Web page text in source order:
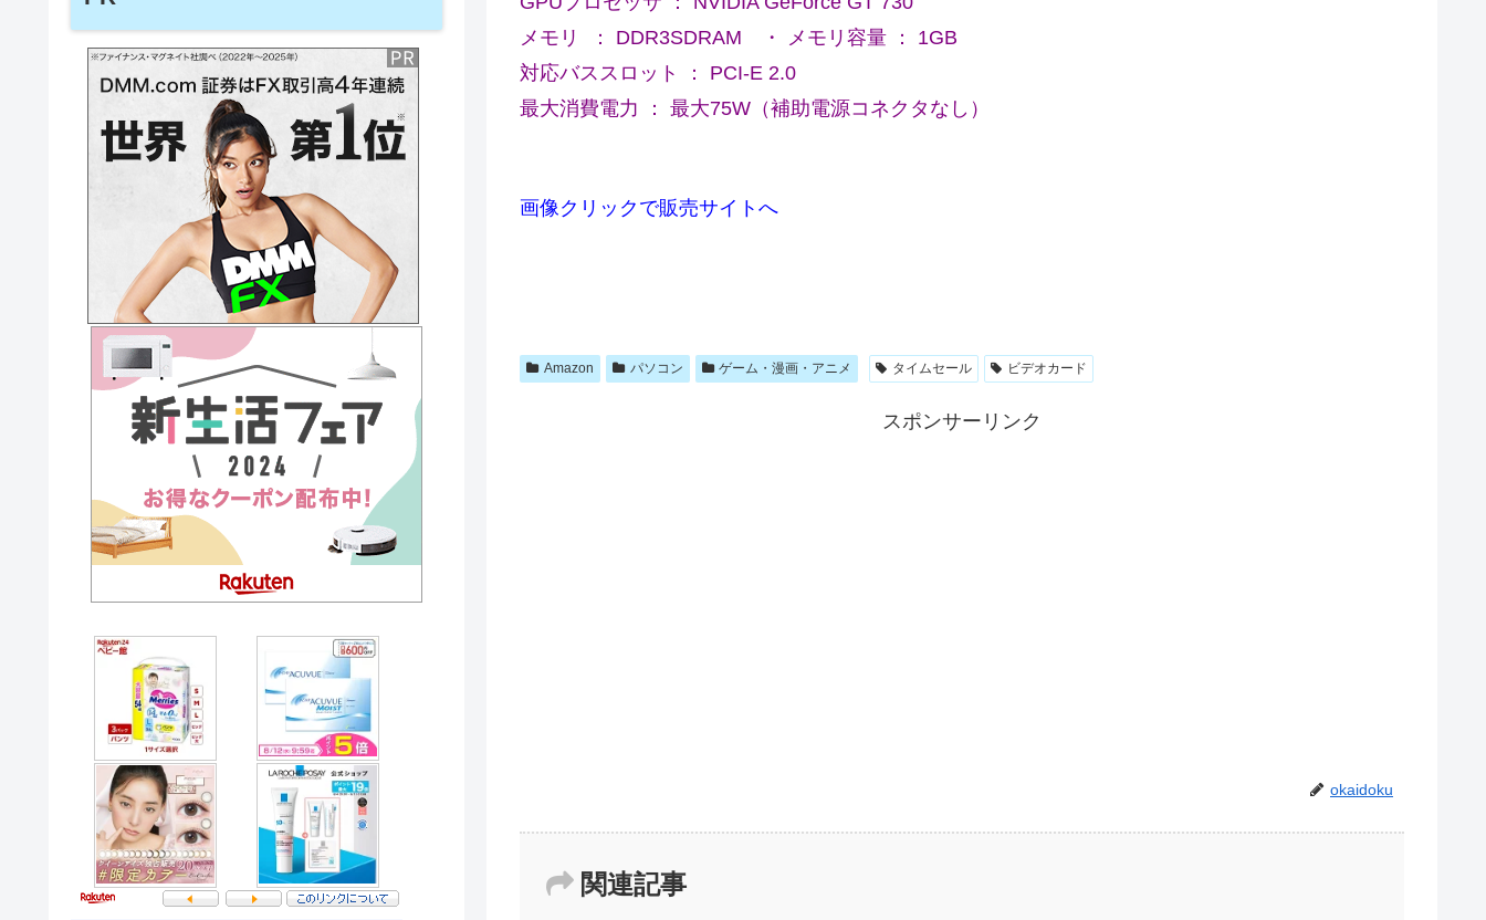
メモリ ： DDR3SDRAM ・ メモリ容量 ： 1GB
対応バススロット ： PCI-E 2.0
最大消費電力 ： 最大75W（補助電源コネクタなし）
画像クリックで販売サイトへ
Amazon パソコン ゲーム・漫画・アニメ タイムセール ビデオカード
スポンサーリンク
okaidoku
関連記事